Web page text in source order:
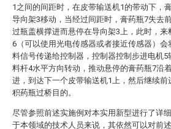
1之间的间距时，在皮带输送机1的带动下，
导向架3移动，当经过间距时，膏药瓶7失去
过瓶盖横撑进而悬停在导向架3上，此时，来
6（可以使用光电传感器或者接近传感器）会
料信号传递给控制器，控制器控制步进电机5
料杆4水平方向转动，推动悬停的膏药瓶7沿
进，到达下一个皮带输送机1上，然后继续前
积药瓶过桥目的。
尽管参照前述实施例对本实用新型进行了详
于本领域的技术人员来说，其依然可以对前